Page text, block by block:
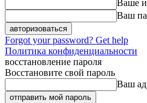
Ваше
Ваш
Forgot your password? Get help
Политика конфиденциальности
восстановление пароля
Восстановите свой пароль
Ваш